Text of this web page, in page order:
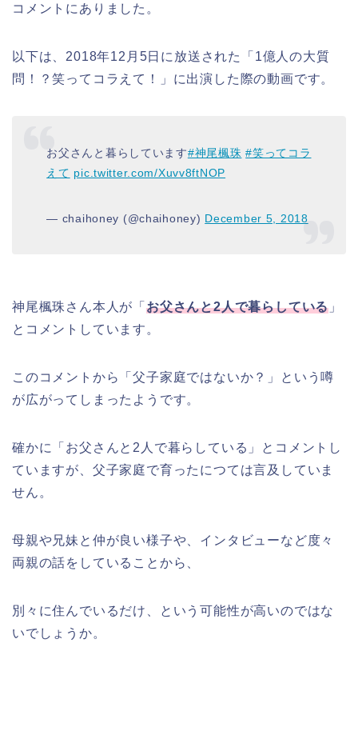
コメントにありました。
以下は、2018年12月5日に放送された「1億人の大質
問！？笑ってコラえて！」に出演した際の動画です。
お父さんと暮らしています#神尾楓珠 #笑ってコラ
えて pic.twitter.com/Xuvv8ftNOP
— chaihoney (@chaihoney) December 5, 2018
神尾楓珠さん本人が「 お父さんと2人で暮らしている 」
とコメントしています。
このコメントから「父子家庭ではないか？」という噂
が広がってしまったようです。
確かに「お父さんと2人で暮らしている」とコメントし
ていますが、父子家庭で育ったにつては言及していま
せん。
母親や兄妹と仲が良い様子や、インタビューなど度々
両親の話をしていることから、
別々に住んでいるだけ、という可能性が高いのではな
いでしょうか。